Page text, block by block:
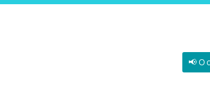
📢 O